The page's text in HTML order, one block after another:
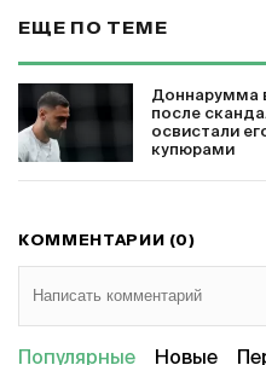
ЕЩЕ ПО ТЕМЕ
Доннарумма
после
освистали
купюрами
КОММЕНТАРИИ (0)
Популярные Новые